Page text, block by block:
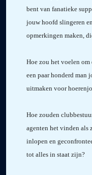
bent van fanatieke
jouw hoofd slingeren
opmerkingen maken,
Hoe zou het voelen
een paar honderd
uitmaken voor
Hoe zouden
agenten het vinden als
inlopen en
tot alles in staat zijn?